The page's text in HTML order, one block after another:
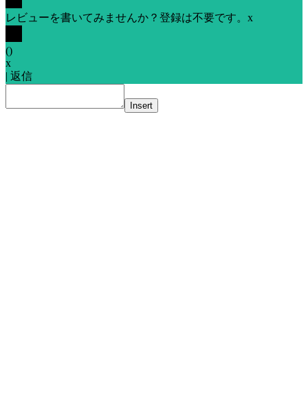
レビューを書いてみませんか？登録は不要です。 x
()
x
| 返信
Insert